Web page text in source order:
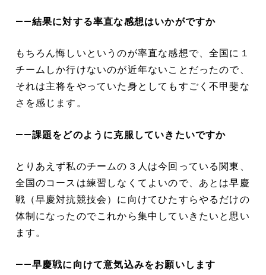
――結果に対する率直な感想はいかがですか
もちろん悔しいというのが率直な感想で、全国に１
チームしか行けないのが近年ないことだったので、
それは主将をやっていた身としてもすごく不甲斐な
さを感じます。
――課題をどのように克服していきたいですか
とりあえず私のチームの３人は今回っている関東、
全国のコースは練習しなくてよいので、あとは早慶
戦（早慶対抗競技会）に向けてひたすらやるだけの
体制になったのでこれから集中していきたいと思い
ます。
――早慶戦に向けて意気込みをお願いします